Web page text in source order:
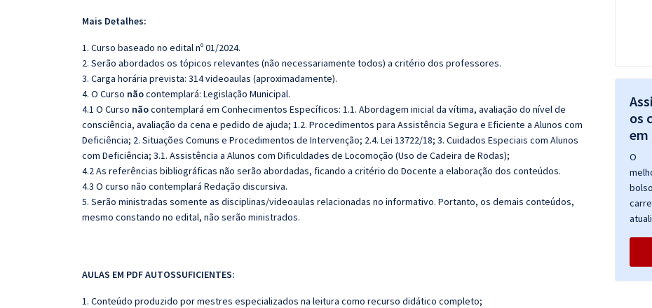
Mais Detalhes:
1. Curso baseado no edital nº 01/2024.
2. Serão abordados os tópicos relevantes (não necessariamente todos) a critério dos professores.
3. Carga horária prevista: 314 videoaulas (aproximadamente).
4. O Curso nãocontemplará: Legislação Municipal.
4.1 O Curso nãocontemplará em Conhecimentos Específicos: 1.1. Abordagem inicial da vítima, avaliação do nível de
consciência, avaliação da cena e pedido de ajuda; 1.2. Procedimentos para Assistência Segura e Eficiente a Alunos com
Deficiência; 2. Situações Comuns e Procedimentos de Intervenção; 2.4. Lei 13722/18; 3. Cuidados Especiais com Alunos
com Deficiência; 3.1. Assistência a Alunos com Dificuldades de Locomoção (Uso de Cadeira de Rodas);
4.2 As referências bibliográficas não serão abordadas, ficando a critério do Docente a elaboração dos conteúdos.
4.3 O curso não contemplará Redação discursiva.
5. Serão ministradas somente as disciplinas/videoaulas relacionadas no informativo. Portanto, os demais conteúdos,
mesmo constando no edital, não serão ministrados.
AULAS EM PDF AUTOSSUFICIENTES:
1. Conteúdo produzido por mestres especializados na leitura como recurso didático completo;
os
em
O